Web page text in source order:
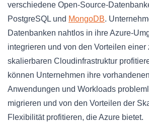
verschiedene Open-Source-
PostgreSQL und MongoDB.
Datenbanken nahtlos in ihre Azure-
integrieren und von den Vorteilen einer
skalierbaren Cloudinfrastruktur
können Unternehmen ihre
Anwendungen und Workloads
migrieren und von den Vorteilen der
Flexibilität profitieren, die Azure bietet.